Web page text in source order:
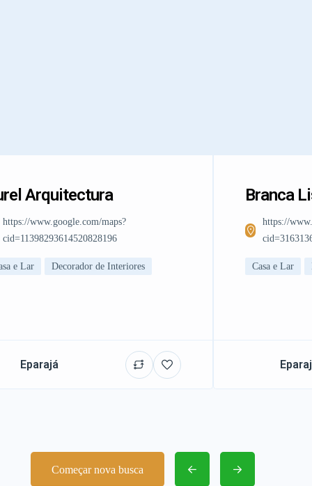
Arquitectura
https://www.google.com/maps?
cid=11398293614520828196
e Lar Decorador de Interiores
Eparajá
Branca
https://
Casa e Lar
Começar nova busca